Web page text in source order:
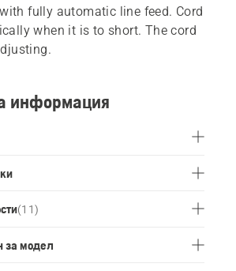
fully automatic line feed. Cord
when it is to short. The cord
информация
(11)
за модел